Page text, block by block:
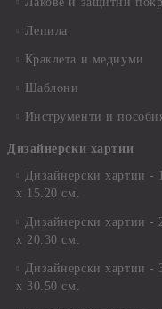
Лепила
Краклета и медиуми
Шаблони
Инструменти и
Дизайнерски хартии
Дизайнерски хартии -
х 15.20 см.
Дизайнерски хартии -
х 20.30 см.
Дизайнерски хартии -
х 30.50 см.